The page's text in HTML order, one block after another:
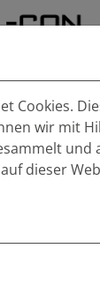
Cookies.
wir mit
dieser